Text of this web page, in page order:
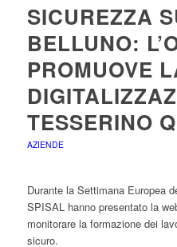
SICUREZZA
BELLUNO:
PROMUOVE
TESSERINO
AZIENDE
Durante la Settimana Europea
SPISAL hanno presentato la
monitorare la formazione dei
sicuro.